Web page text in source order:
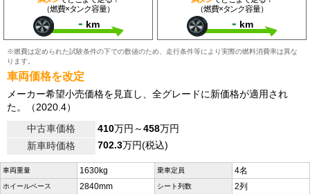
（燃費×タンク容量）
- km
（燃費×タンク容量）
- km
※燃費は定められた試験条件の下での数値のため、走行条件等により実際の燃料消費率は異な
ります。
車両価格を改定
メーカー希望小売価格を見直し、全グレードに新価格が適用され
た。（2020.4）
中古車価格
410万円～458万円
新車時価格
702.3万円(税込)
車両重量 1630kg 乗車定員 4名
ホイールベース 2840mm シート列数 2列